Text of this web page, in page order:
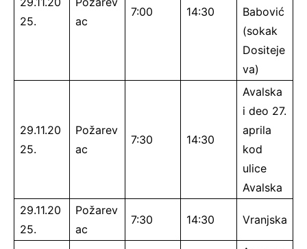
25.
ac
7:00 14:30
Babović
(sokak
Dositeje
va)
29.11.20
25.
Požarev
ac
7:30 14:30
Avalska
i deo 27.
aprila
kod
ulice
Avalska
29.11.20
25.
Požarev
ac
7:30 14:30 Vranjska